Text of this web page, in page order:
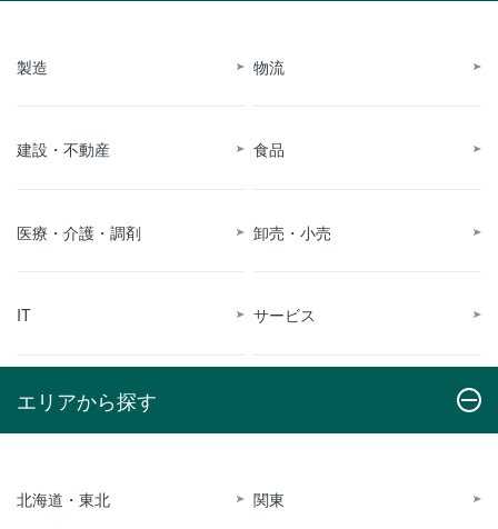
製造 物流
建設・不動産 食品
医療・介護・調剤 卸売・小売
IT サービス
エリアから探す
北海道・東北 関東